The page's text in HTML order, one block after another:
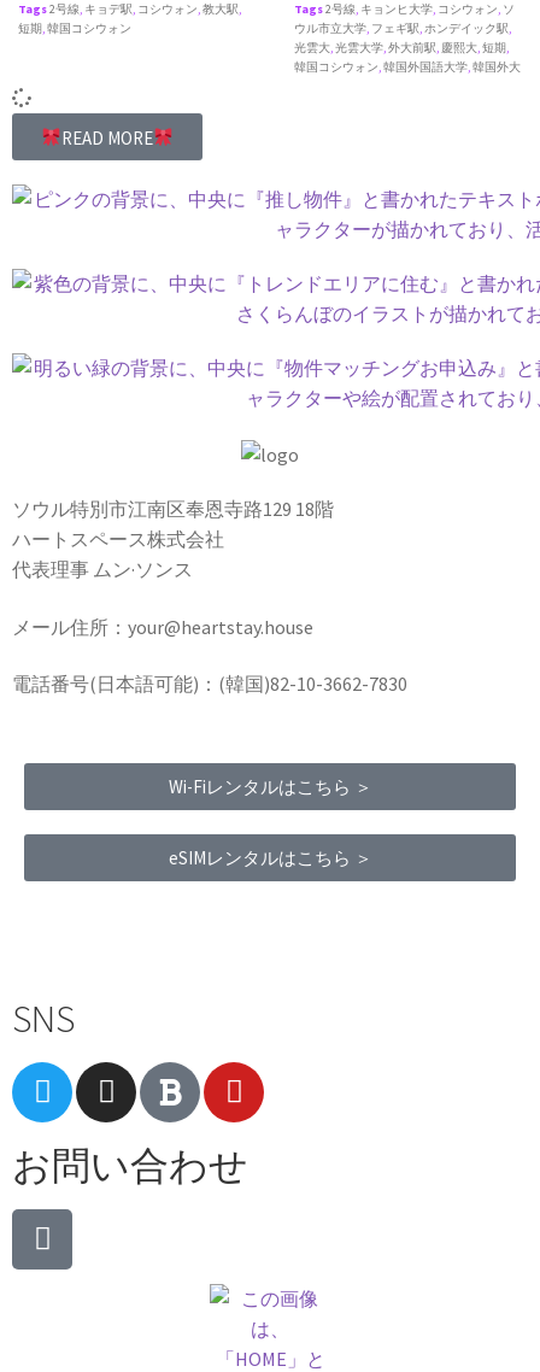
Tags2号線, キョデ駅, コシウォン,教大駅,
短期,韓国コシウォン
Tags2号線, キョンヒ大学, コシウォン, ソ
ウル市立大学, フェギ駅,ホンデイック駅,
光雲大,光雲大学,外大前駅, 慶熙大,短期,
韓国コシウォン,韓国外国語大学,韓国外大
READ MORE
ソウル特別市江南区奉恩寺路129 18階
ハートスペース株式会社
代表理事 ムン·ソンス
メール住所：your@heartstay.house
電話番号(日本語可能)：(韓国)82-10-3662-7830
Wi-Fiレンタルはこちら ＞
eSIMレンタルはこちら ＞
SNS
お問い合わせ